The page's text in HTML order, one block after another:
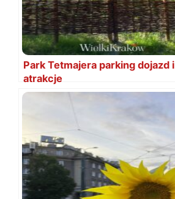
Park Tetmajera parking dojazd i
atrakcje